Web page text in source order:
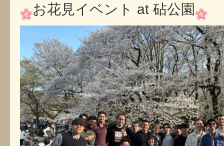
お花見イベント at 砧公園